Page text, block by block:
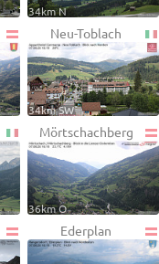
34km N
Neu-Toblach
34km SW
Mörtschachberg
36km O
Ederplan